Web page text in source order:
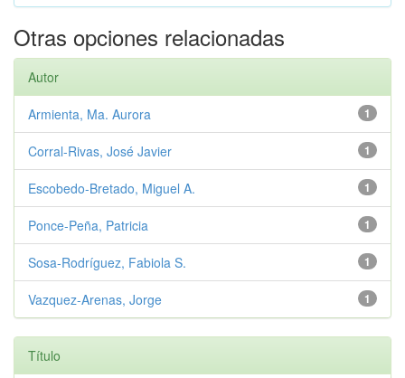
Otras opciones relacionadas
Autor
1
Armienta, Ma. Aurora
1
Corral-Rivas, José Javier
1
Escobedo-Bretado, Miguel A.
1
Ponce-Peña, Patricia
1
Sosa-Rodríguez, Fabiola S.
1
Vazquez-Arenas, Jorge
Título